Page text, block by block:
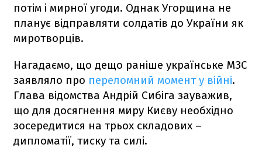
потім і мирної угоди. Однак Угорщина не
планує відправляти солдатів до України як
миротворців.
Нагадаємо, що дещо раніше українське МЗС
заявляло про переломний момент у війні.
Глава відомства Андрій Сибіга зауважив,
що для досягнення миру Києву необхідно
зосередитися на трьох складових –
дипломатії, тиску та силі.